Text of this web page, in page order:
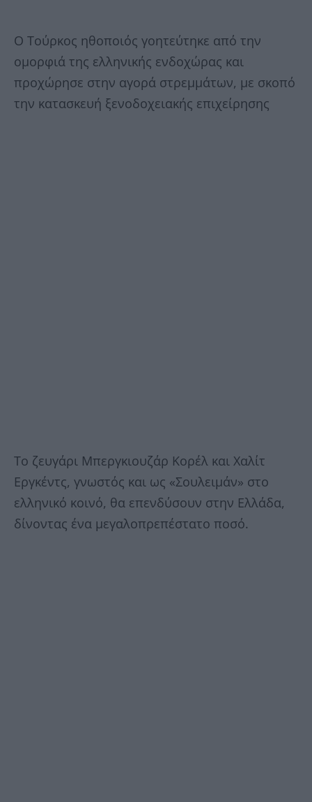
Ο Τούρκος ηθοποιός γοητεύτηκε από την
ομορφιά της ελληνικής ενδοχώρας και
προχώρησε στην αγορά στρεμμάτων, με σκοπό
την κατασκευή ξενοδοχειακής επιχείρησης
Το ζευγάρι Μπεργκιουζάρ Κορέλ και Χαλίτ
Εργκέντς, γνωστός και ως «Σουλειμάν» στο
ελληνικό κοινό, θα επενδύσουν στην Ελλάδα,
δίνοντας ένα μεγαλοπρεπέστατο ποσό.